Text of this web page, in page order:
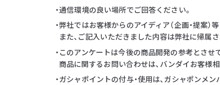
・通信環境の良い場所でご回答ください。
・弊社ではお客様からのアイディア（企画・提案）
また、ご記入いただきました内容は弊社に帰属
・このアンケートは今後の商品開発の参考とさせ
商品に関するお問い合わせは、バンダイお客様
・ガシャポイントの付与・使用は、ガシャポンメ